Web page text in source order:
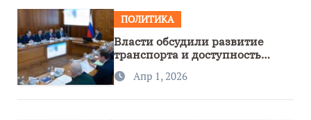
ПОЛИТИКА
Власти обсудили развитие
транспорта и доступность
региона
Апр 1, 2026